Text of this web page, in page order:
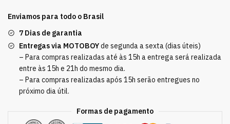
Enviamos para todo o Brasil
7 Dias de garantia
Entregas via MOTOBOYde segunda a sexta (dias úteis)
– Para compras realizadas até às 15h a entrega será realizada
entre às 15h e 21h do mesmo dia.
– Para compras realizadas após 15h serão entregues no
próximo dia útil.
Formas de pagamento